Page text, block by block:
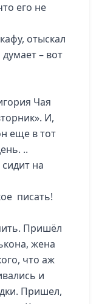
его не
отыскал
– вот
Чая
И,
еще в тот
..
на
писать!
Пришёл
жена
что аж
и
Пришел,